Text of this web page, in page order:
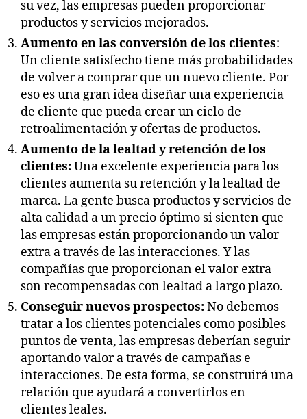
su vez, las empresas pueden proporcionar
productos y servicios mejorados.
Aumento en las conversión de los clientes:
Un cliente satisfecho tiene más probabilidades
de volver a comprar que un nuevo cliente. Por
eso es una gran idea diseñar una experiencia
de cliente que pueda crear un ciclo de
retroalimentación y ofertas de productos.
Aumento de la lealtad y retención de los
clientes:Una excelente experiencia para los
clientes aumenta su retención y la lealtad de
marca. La gente busca productos y servicios de
alta calidad a un precio óptimo si sienten que
las empresas están proporcionando un valor
extra a través de las interacciones. Y las
compañías que proporcionan el valor extra
son recompensadas con lealtad a largo plazo.
Conseguir nuevos prospectos:No debemos
tratar a los clientes potenciales como posibles
puntos de venta, las empresas deberían seguir
aportando valor a través de campañas e
interacciones. De esta forma, se construirá una
relación que ayudará a convertirlos en
clientes leales.